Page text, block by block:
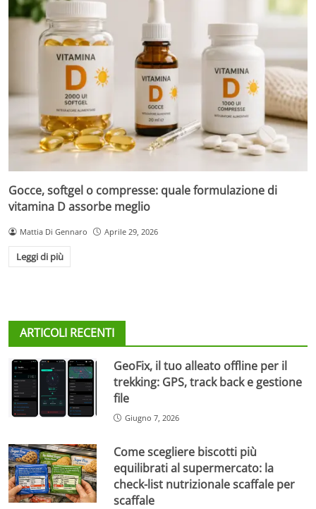
Gocce, softgel o compresse: quale formulazione di
vitamina D assorbe meglio
Mattia Di Gennaro Aprile 29, 2026
Leggi di più
ARTICOLI RECENTI
GeoFix, il tuo alleato offline per il
trekking: GPS, track back e gestione
file
Giugno 7, 2026
Come scegliere biscotti più
equilibrati al supermercato: la
check-list nutrizionale scaffale per
scaffale